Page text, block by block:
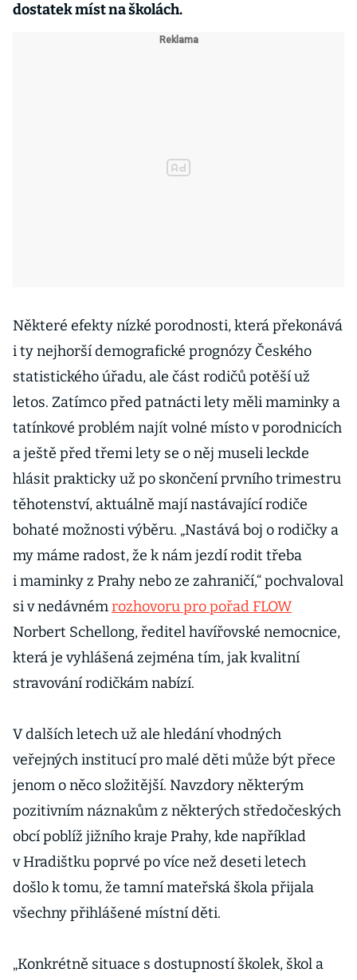
dostatek míst na školách.
Některé efekty nízké porodnosti, která překonává
i ty nejhorší demografické prognózy Českého
statistického úřadu, ale část rodičů potěší už
letos. Zatímco před patnácti lety měli maminky a
tatínkové problém najít volné místo v porodnicích
a ještě před třemi lety se o něj museli leckde
hlásit prakticky už po skončení prvního trimestru
těhotenství, aktuálně mají nastávající rodiče
bohaté možnosti výběru. „Nastává boj o rodičky a
my máme radost, že k nám jezdí rodit třeba
i maminky z Prahy nebo ze zahraničí,“ pochvaloval
si v nedávnémrozhovoru pro pořad FLOW
Norbert Schellong, ředitel havířovské nemocnice,
která je vyhlášená zejména tím, jak kvalitní
stravování rodičkám nabízí.
V dalších letech už ale hledání vhodných
veřejných institucí pro malé děti může být přece
jenom o něco složitější. Navzdory některým
pozitivním náznakům z některých středočeských
obcí poblíž jižního kraje Prahy, kde například
v Hradištku poprvé po více než deseti letech
došlo k tomu, že tamní mateřská škola přijala
všechny přihlášené místní děti.
„Konkrétně situace s dostupností školek, škol a